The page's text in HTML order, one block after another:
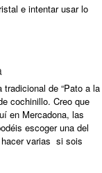
e intentar usar lo
de “Pato a la
cochinillo. Creo que
en Mercadona, las
escoger una del
varias si sois